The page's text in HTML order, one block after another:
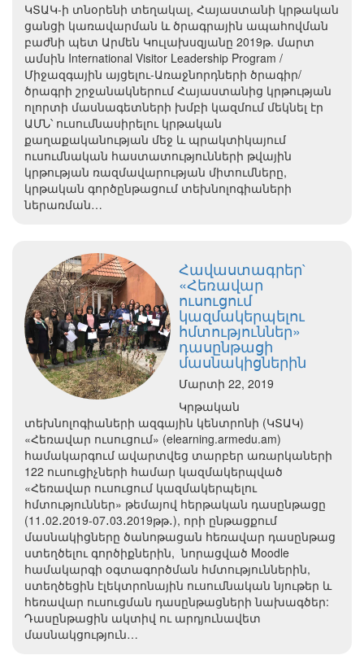
ԿՏԱԿ-ի տնօրենի տեղակալ, Հայաստանի կրթական
ցանցի կառավարման և ծրագրային ապահովման
բաժնի պետ Արմեն Կուլախսզյանը 2019թ. մարտ
ամսին International Visitor Leadership Program /
Միջազգային այցելու-Առաջնորդների ծրագիր/
ծրագրի շրջանակներում Հայաստանից կրթության
ոլորտի մասնագետների խմբի կազմում մեկնել էր
ԱՄՆ՝ ուսումնասիրելու կրթական
քաղաքականության մեջ և պրակտիկայում
ուսումնական հաստատությունների թվային
կրթության ռազմավարության միտումները,
կրթական գործընթացում տեխնոլոգիաների
ներառման…
Հավաստագրեր`
«Հեռավար
ուսուցում
կազմակերպելու
հմտություններ»
դասընթացի
մասնակիցներին
Մարտի 22, 2019
Կրթական
տեխնոլոգիաների ազգային կենտրոնի (ԿՏԱԿ)
«Հեռավար ուսուցում» (elearning.armedu.am)
համակարգում ավարտվեց տարբեր առարկաների
122 ուսուցիչների համար կազմակերպված
«Հեռավար ուսուցում կազմակերպելու
հմտություններ» թեմայով հերթական դասընթացը
(11․02․2019-07․03․2019թթ․), որի ընթացքում
մասնակիցները ծանոթացան հեռավար դասընթաց
ստեղծելու գործիքներին, նորացված Moodle
համակարգի օգտագործման հմտություններին,
ստեղծեցին էլեկտրոնային ուսումնական նյութեր և
հեռավար ուսուցման դասընթացների նախագծեր:
Դասընթացին ակտիվ ու արդյունավետ
մասնակցություն…